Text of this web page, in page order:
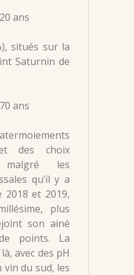
ans
situés sur la
Saturnin de
ans
des choix
malgré les
qu’il y a
et 2019,
plus
son ainé
points. La
avec des pH
du sud, les